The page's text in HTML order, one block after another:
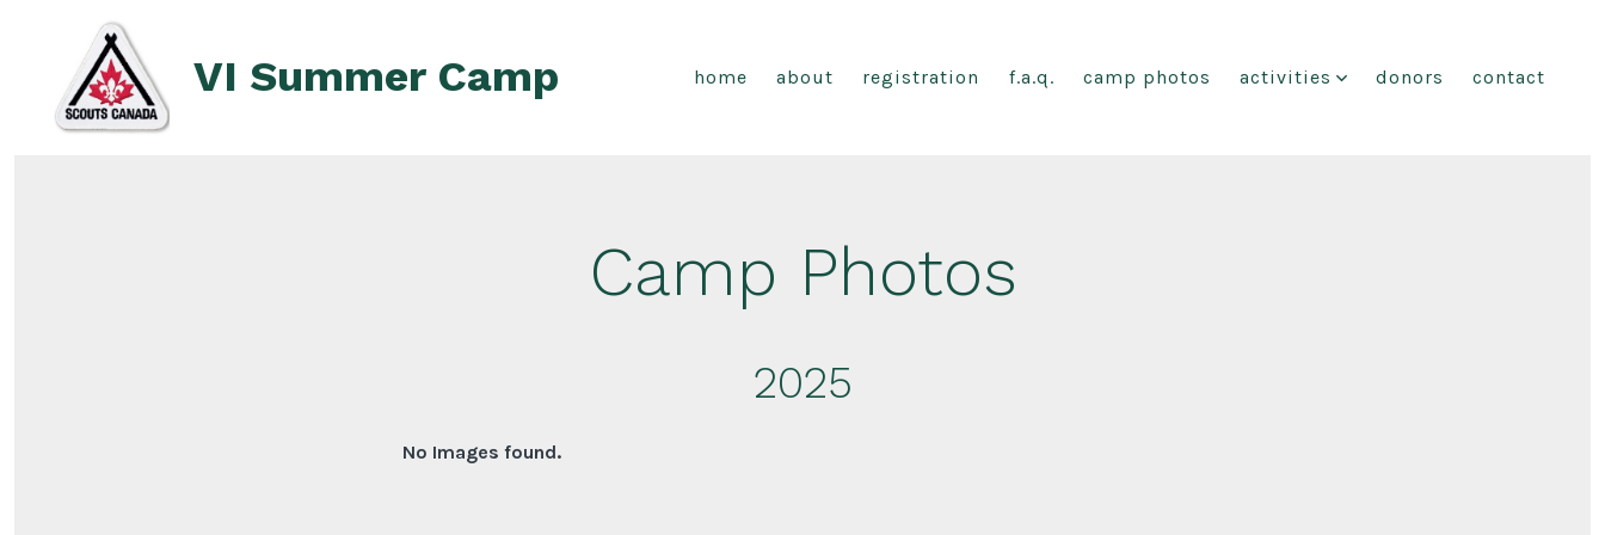
content
VI Summer Camp home about registration f.a.q. camp photos activities donors contact
Camp Photos
2025
No Images found.